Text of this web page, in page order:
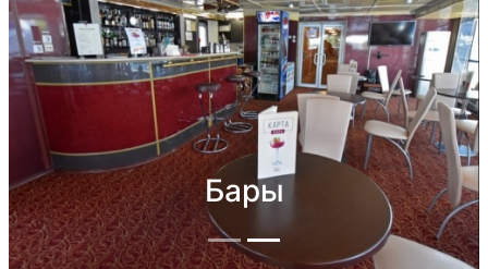
Бары